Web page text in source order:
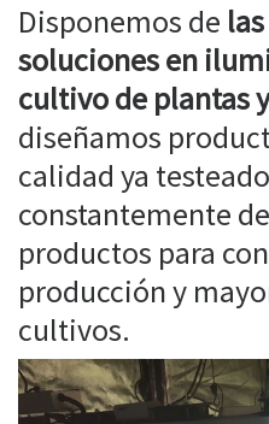
Disponemos de
soluciones en
cultivo de plantas
diseñamos
calidad ya
constantemente
productos para
producción y
cultivos.